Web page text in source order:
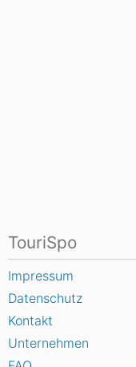
TouriSpo
Impressum
Datenschutz
Kontakt
Unternehmen